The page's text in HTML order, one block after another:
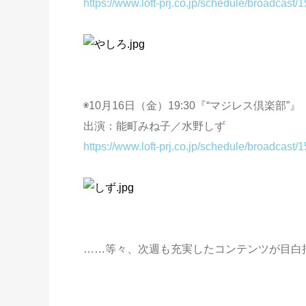
https://www.loft-prj.co.jp/schedule/broadcast/
◉10月16日（金）19:30『“マジレス倶楽部”』
出演：能町みね子／水野しず
https://www.loft-prj.co.jp/schedule/broadcast/
……等々、次週も充実したコンテンツが目白